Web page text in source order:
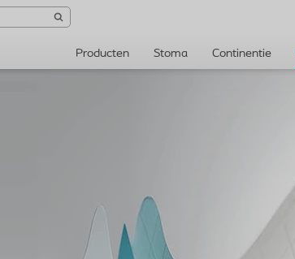
Producten Stoma Continentie